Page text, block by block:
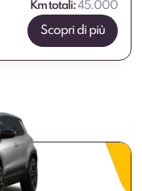
Km totali:45.000
Scopri di più